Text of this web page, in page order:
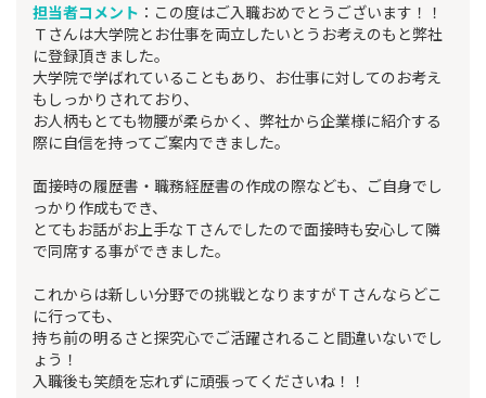
担当者コメント ：この度はご入職おめでとうございます！！
Ｔさんは大学院とお仕事を両立したいとうお考えのもと弊社
に登録頂きました。
大学院で学ばれていることもあり、お仕事に対してのお考え
もしっかりされており、
お人柄もとても物腰が柔らかく、弊社から企業様に紹介する
際に自信を持ってご案内できました。
面接時の履歴書・職務経歴書の作成の際なども、ご自身でし
っかり作成もでき、
とてもお話がお上手なＴさんでしたので面接時も安心して隣
で同席する事ができました。
これからは新しい分野での挑戦となりますがＴさんならどこ
に行っても、
持ち前の明るさと探究心でご活躍されること間違いないでし
ょう！
入職後も笑顔を忘れずに頑張ってくださいね！！